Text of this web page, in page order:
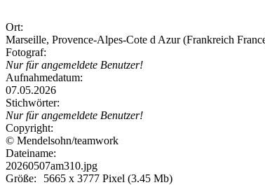
Ort:
Marseille, Provence-Alpes-Cote d Azur (Frankreich
Fotograf:
Nur für angemeldete Benutzer!
Aufnahmedatum:
07.05.2026
Stichwörter:
Nur für angemeldete Benutzer!
Copyright:
© Mendelsohn/teamwork
Dateiname:
20260507am310.jpg
Größe:
5665 x 3777 Pixel (3.45 Mb)